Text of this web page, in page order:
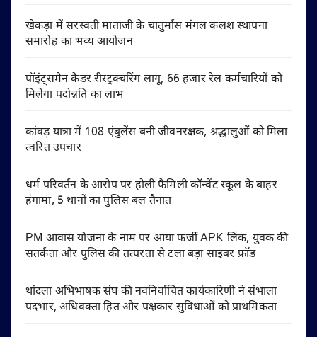
खेकड़ा में सरस्वती माताजी के चातुर्मास मंगल कलश स्थापना
समारोह का भव्य आयोजन
पॉइंट्समैन कैडर रीस्ट्रक्चरिंग लागू, 66 हजार रेल कर्मचारियों को
मिलेगा पदोन्नति का लाभ
कांवड़ यात्रा में 108 एंबुलेंस बनी जीवनरक्षक, श्रद्धालुओं को मिला
त्वरित उपचार
धर्म परिवर्तन के आरोप पर होली फैमिली कॉन्वेंट स्कूल के बाहर
हंगामा, 5 थानों का पुलिस बल तैनात
PM आवास योजना के नाम पर आया फर्जी APK लिंक, युवक की
सतर्कता और पुलिस की तत्परता से टला बड़ा साइबर फ्रॉड
थांदला अभिभाषक संघ की नवनिर्वाचित कार्यकारिणी ने संभाला
पदभार, अधिवक्ता हित और पक्षकार सुविधाओं को प्राथमिकता